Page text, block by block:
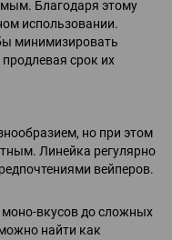
Благодаря этому
использовании.
минимизировать
срок их
но при этом
Линейка регулярно
вейперов.
вкусов до сложных
найти как